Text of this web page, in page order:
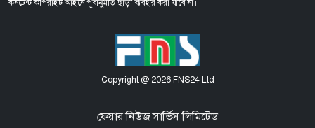
কনটেন্ট কপিরাইট আইনে পূর্বানুমতি ছাড়া ব্যবহার করা যাবে না।
Copyright @ 2026 FNS24 Ltd
ফেয়ার নিউজ সার্ভিস লিমিটেড